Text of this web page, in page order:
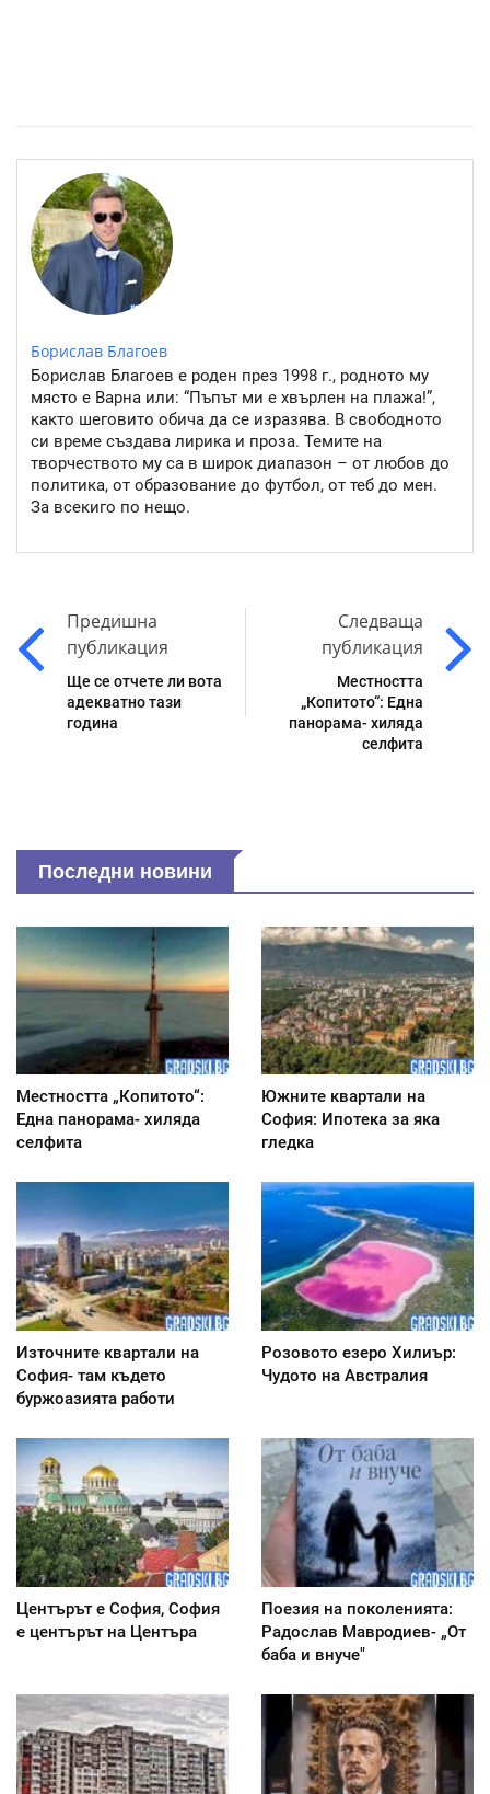
Борислав Благоев
Борислав Благоев е роден през 1998 г., родното му
място е Варна или: “Пъпът ми е хвърлен на плажа!”,
както шеговито обича да се изразява. В свободното
си време създава лирика и проза. Темите на
творчеството му са в широк диапазон – от любов до
политика, от образование до футбол, от теб до мен.
За всекиго по нещо.
Предишна
публикация
Ще се отчете ли вота
адекватно тази
година
Следваща
публикация
Местността
„Копитото“: Една
панорама- хиляда
селфита
Последни новини
Местността „Копитото“:
Една панорама- хиляда
селфита
Южните квартали на
София: Ипотека за яка
гледка
Източните квартали на
София- там където
буржоазията работи
Розовото езеро Хилиър:
Чудото на Австралия
Центърът е София, София
е центърът на Центъра
Поезия на поколенията:
Радослав Мавродиев- „От
баба и внуче"